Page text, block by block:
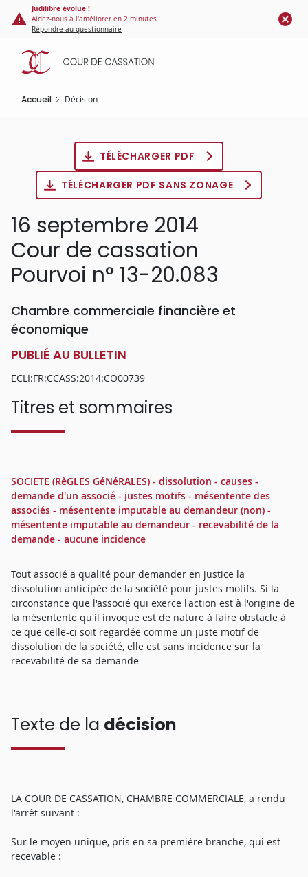
Panneau de gestion des cookies
contenu
principal
Judilibre évolue !
Aidez-nous à l'améliorer en 2 minutes
Répondre au questionnaire
Accueil Décision
TÉLÉCHARGER PDF
TÉLÉCHARGER PDF SANS ZONAGE
16 septembre 2014
Cour de cassation
Pourvoi n° 13-20.083
Chambre commerciale financière et
économique
PUBLIÉ AU BULLETIN
ECLI:FR:CCASS:2014:CO00739
Titres et sommaires
SOCIETE (RèGLES GéNéRALES) - dissolution - causes -
demande d'un associé - justes motifs - mésentente des
associés - mésentente imputable au demandeur (non) -
mésentente imputable au demandeur - recevabilité de la
demande - aucune incidence
Tout associé a qualité pour demander en justice la
dissolution anticipée de la société pour justes motifs. Si la
circonstance que l'associé qui exerce l'action est à l'origine de
la mésentente qu'il invoque est de nature à faire obstacle à
ce que celle-ci soit regardée comme un juste motif de
dissolution de la société, elle est sans incidence sur la
recevabilité de sa demande
Texte de la décision
LA COUR DE CASSATION, CHAMBRE COMMERCIALE, a rendu
l'arrêt suivant :
Sur le moyen unique, pris en sa première branche, qui est
recevable :